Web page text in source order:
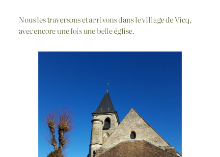
Nous les traversons et arrivons dans le village de Vicq,
avec encore une fois une belle église.